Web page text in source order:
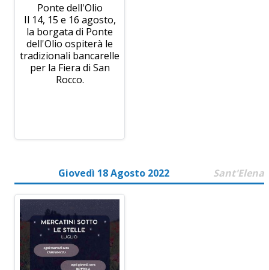
Ponte dell'Olio
Il 14, 15 e 16 agosto,
la borgata di Ponte
dell'Olio ospiterà le
tradizionali bancarelle
per la Fiera di San
Rocco.
Giovedì 18 Agosto 2022 Sant'Elena